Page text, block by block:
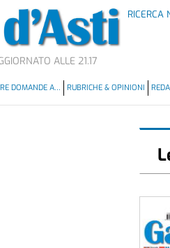
RICERCA
ALLE 21.17
DOMANDE A… RUBRICHE & OPINIONI